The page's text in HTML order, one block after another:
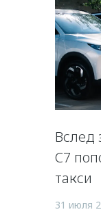
Вслед
C7
такси
31 июля